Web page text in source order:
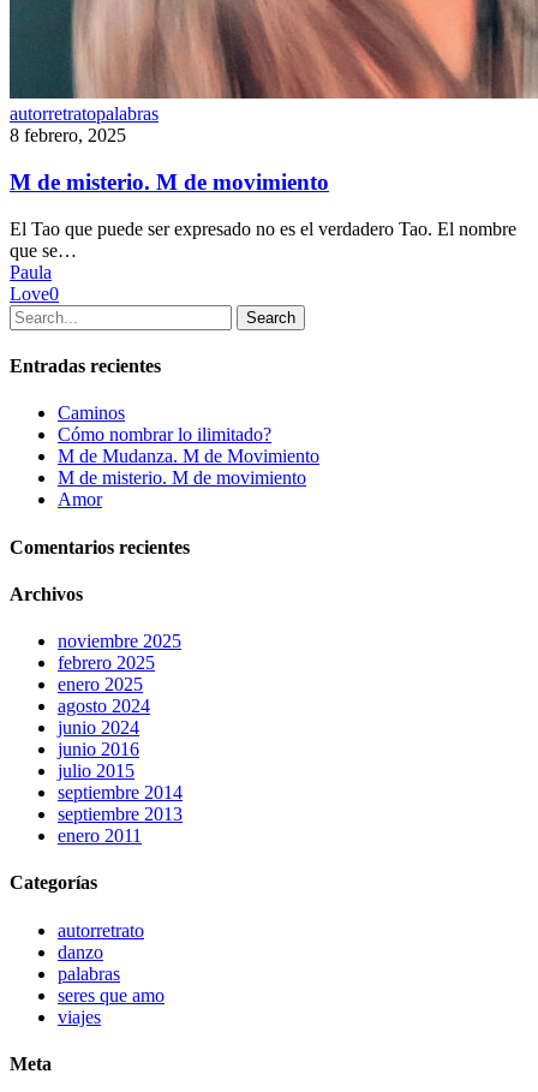
M
de
M
de
movimiento
autorretratopalabras
8 febrero, 2025
M de misterio. M de movimiento
El Tao que puede ser expresado no es el verdadero Tao. El nombre
que se…
Paula
Love0
Search
Entradas recientes
Caminos
Cómo nombrar lo ilimitado?
M de Mudanza. M de Movimiento
M de misterio. M de movimiento
Amor
Comentarios recientes
Archivos
noviembre 2025
febrero 2025
enero 2025
agosto 2024
junio 2024
junio 2016
julio 2015
septiembre 2014
septiembre 2013
enero 2011
Categorías
autorretrato
danzo
palabras
seres que amo
viajes
Meta